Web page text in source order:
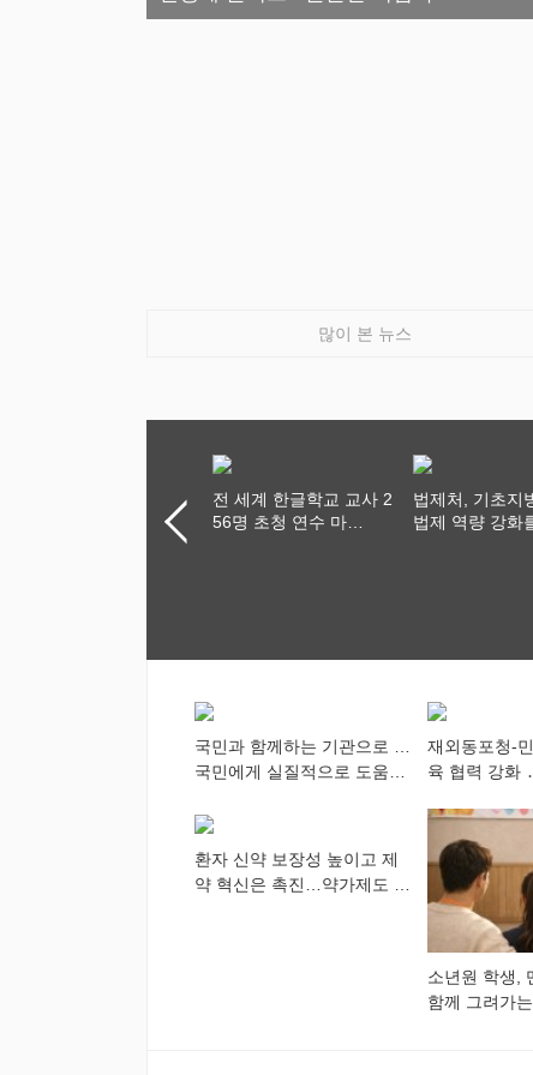
많이 본 뉴스
홍기영 회장, 타지에서 또
하나의 고향을 만들어 가
전 세계 한글학교 교사 2
56명 초청 연수 마
법제처, 기초지
법제 역량 강화
국민과 함께하는 기관으로 …
국민에게 실질적으로 도움이
재외동포청-
육 협력 강화
다”
환자 신약 보장성 높이고 제
약 혁신은 촉진…약가제도 개
소년원 학생,
함께 그려가